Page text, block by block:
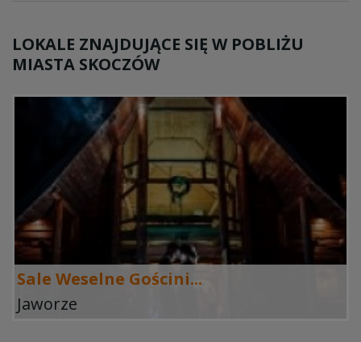
LOKALE ZNAJDUJĄCE SIĘ W POBLIŻU
MIASTA SKOCZÓW
Sale Weselne Gościni...
Jaworze